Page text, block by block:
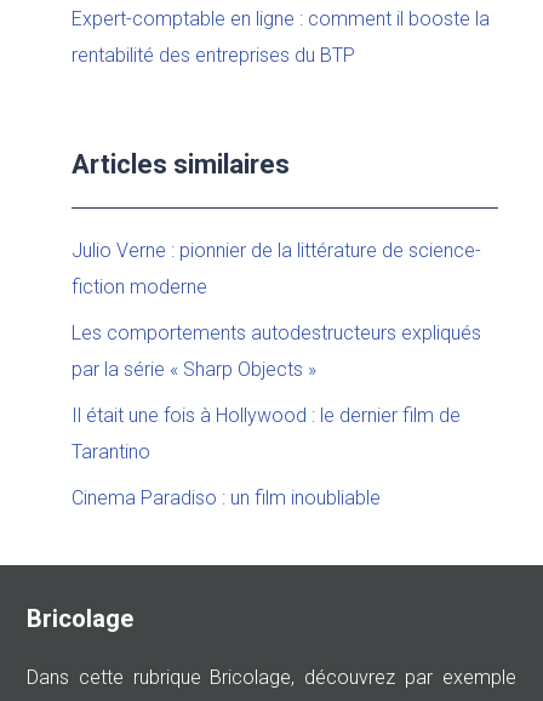
Expert-comptable en ligne : comment il booste la
rentabilité des entreprises du BTP
Articles similaires
Julio Verne : pionnier de la littérature de science-
fiction moderne
Les comportements autodestructeurs expliqués
par la série « Sharp Objects »
Il était une fois à Hollywood : le dernier film de
Tarantino
Cinema Paradiso : un film inoubliable
Bricolage
Dans cette rubrique Bricolage, découvrez par exemple